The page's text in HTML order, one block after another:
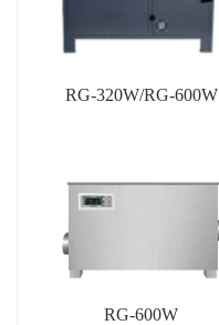
RG-320W/RG-600W
RG-600W